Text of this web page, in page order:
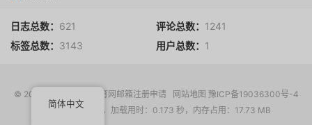
日志总数： 621 评论总数： 1241
标签总数： 3143 用户总数： 1
© 2017-2026 EDU教育网邮箱注册申请 网站地图 豫ICP备19036300号-4
请求次数：17 次，加载用时：0.173 秒，内存占用：17.73 MB
简体中文